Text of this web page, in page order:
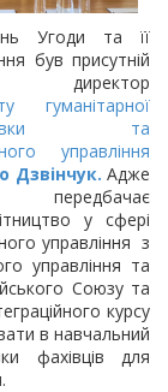
Угоди та її
був присутній
директор
гуманітарної
та
управління
Дзвінчук. Адже
передбачає
у сфері
управління з
управління та
Союзу та
курсу
в навчальний
фахівців для